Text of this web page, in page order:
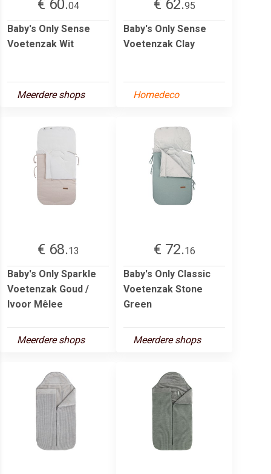
€ 60.04
Baby's Only Sense
Voetenzak Wit
Meerdere shops
€ 62.95
Baby's Only Sense
Voetenzak Clay
Homedeco
€ 68.13
Baby's Only Sparkle
Voetenzak Goud /
Ivoor Mêlee
Meerdere shops
€ 72.16
Baby's Only Classic
Voetenzak Stone
Green
Meerdere shops